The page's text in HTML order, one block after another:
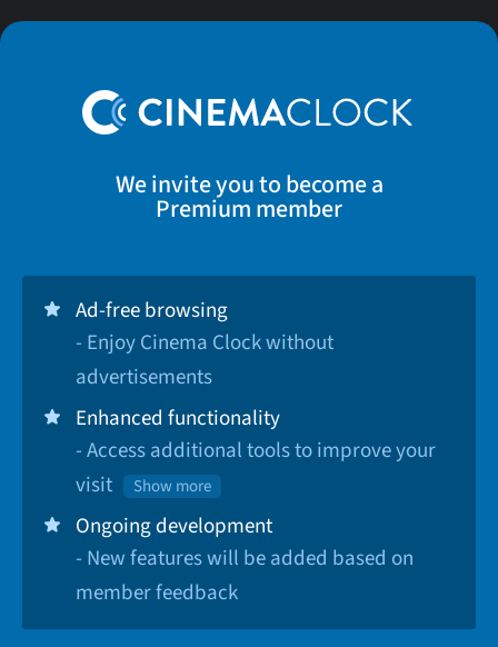
We invite you to become a
Premium member
Ad-free browsing
- Enjoy Cinema Clock without
advertisements
Enhanced functionality
- Access additional tools to improve your
visit
Show more
Ongoing development
- New features will be added based on
member feedback